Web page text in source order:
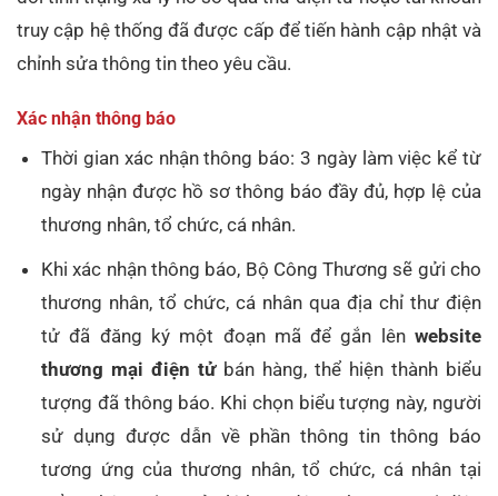
truy cập hệ thống đã được cấp để tiến hành cập nhật và
chỉnh sửa thông tin theo yêu cầu.
Xác nhận thông báo
Thời gian xác nhận thông báo: 3 ngày làm việc kể từ
ngày nhận được hồ sơ thông báo đầy đủ, hợp lệ của
thương nhân, tổ chức, cá nhân.
Khi xác nhận thông báo, Bộ Công Thương sẽ gửi cho
thương nhân, tổ chức, cá nhân qua địa chỉ thư điện
tử đã đăng ký một đoạn mã để gắn lên website
thương mại điện tửbán hàng, thể hiện thành biểu
tượng đã thông báo. Khi chọn biểu tượng này, người
sử dụng được dẫn về phần thông tin thông báo
tương ứng của thương nhân, tổ chức, cá nhân tại